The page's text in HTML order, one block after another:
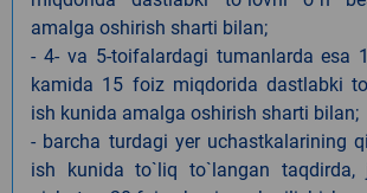
amalga oshirish sharti bilan;
- 4- va 5-toifalardagi tumanlarda esa
kamida 15 foiz miqdorida dastlabki
ish kunida amalga oshirish sharti bilan;
- barcha turdagi yer uchastkalarining
ish kunida to`liq to`langan taqdirda,